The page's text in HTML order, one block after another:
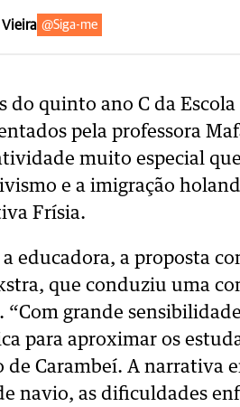
@Siga-me
do quinto ano C da
pela professora
muito especial
e a imigração
Frísia.
a educadora, a proposta
que conduziu uma
“Com grande
para aproximar os
de Carambeí. A narrativa
navio, as dificuldades